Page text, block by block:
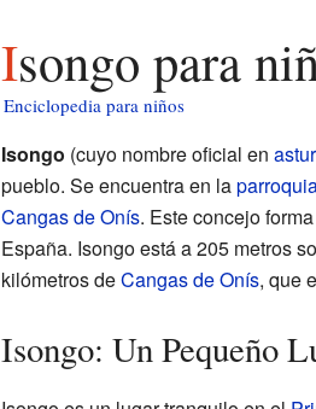
Isongo para
Enciclopedia para niños
Isongo (cuyo nombre oficial en
pueblo. Se encuentra en la
Cangas de Onís. Este concejo
España. Isongo está a 205 metros
kilómetros deCangas de Onís, que
Isongo: Un Pequeño